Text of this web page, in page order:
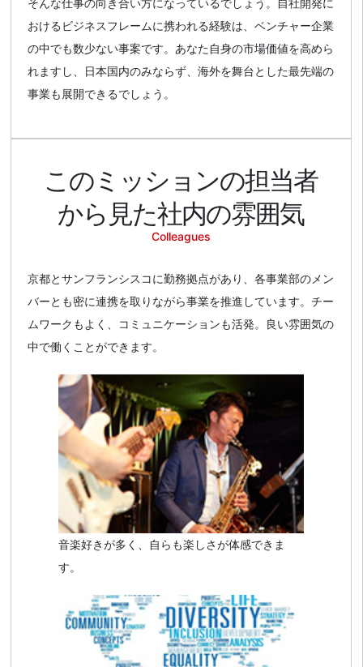
おけるビジネスフレームに携われる経験は、ベンチャー企業
の中でも数少ない事案です。あなた自身の市場価値を高めら
れますし、日本国内のみならず、海外を舞台とした最先端の
事業も展開できるでしょう。
このミッションの担当者
から見た社内の雰囲気
Colleagues
京都とサンフランシスコに勤務拠点があり、各事業部のメン
バーとも密に連携を取りながら事業を推進しています。チー
ムワークもよく、コミュニケーションも活発。良い雰囲気の
中で働くことができます。
音楽好きが多く、自らも楽しさが体感できま
す。